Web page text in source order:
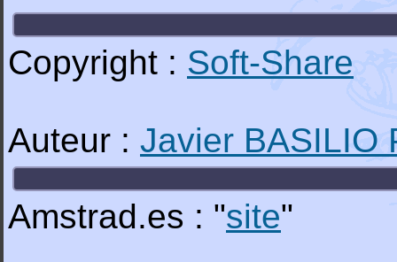
Copyright : Soft-Share
Auteur : Javier BASILIO
Amstrad.es : "site"